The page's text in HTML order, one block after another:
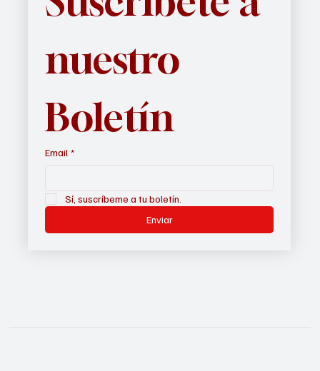
nuestro
Boletín
Email *
Sí, suscríbeme a tu boletín.
Enviar